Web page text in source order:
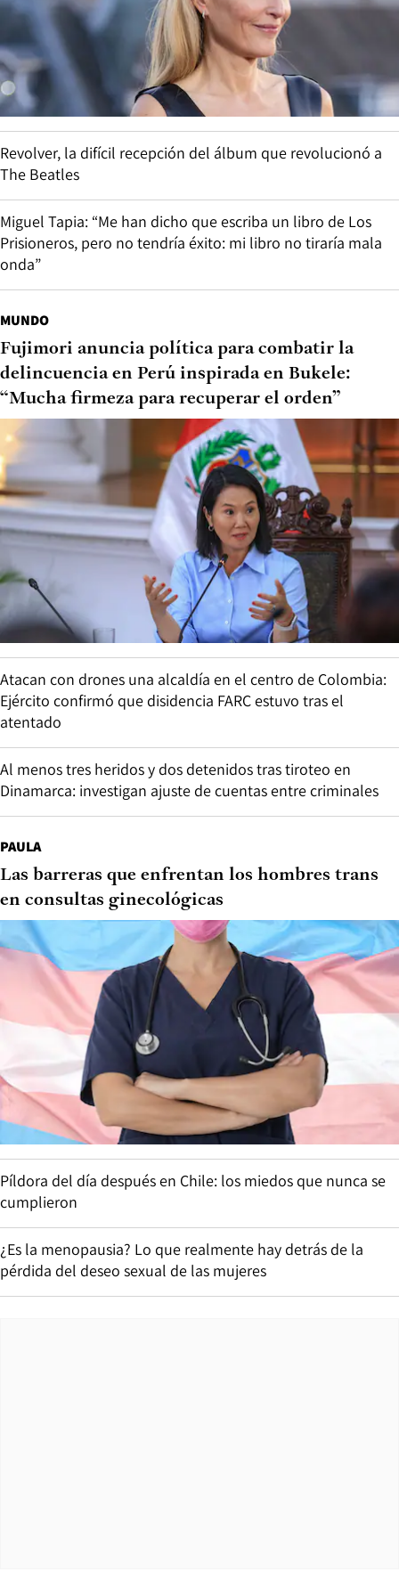
Revolver, la difícil recepción del álbum que revolucionó a
The Beatles
Miguel Tapia: “Me han dicho que escriba un libro de Los
Prisioneros, pero no tendría éxito: mi libro no tiraría mala
onda”
MUNDO
Fujimori anuncia política para combatir la
delincuencia en Perú inspirada en Bukele:
“Mucha firmeza para recuperar el orden”
Atacan con drones una alcaldía en el centro de Colombia:
Ejército confirmó que disidencia FARC estuvo tras el
atentado
Al menos tres heridos y dos detenidos tras tiroteo en
Dinamarca: investigan ajuste de cuentas entre criminales
PAULA
Las barreras que enfrentan los hombres trans
en consultas ginecológicas
Píldora del día después en Chile: los miedos que nunca se
cumplieron
¿Es la menopausia? Lo que realmente hay detrás de la
pérdida del deseo sexual de las mujeres